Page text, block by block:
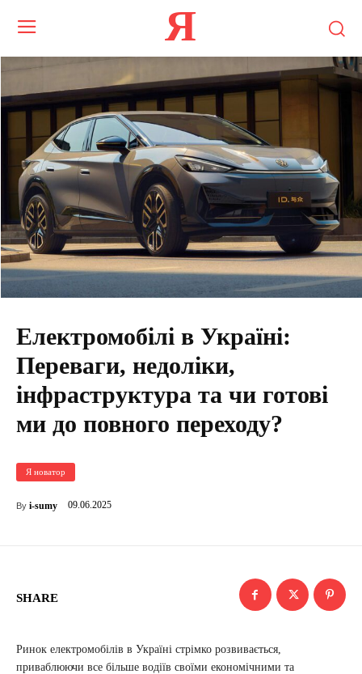
Я
Електромобілі в Україні:
Переваги, недоліки,
інфраструктура та чи готові
ми до повного переходу?
Я новатор
By i-sumy 09.06.2025
SHARE
Ринок електромобілів в Україні стрімко розвивається,
приваблюючи все більше водіїв своїми економічними та